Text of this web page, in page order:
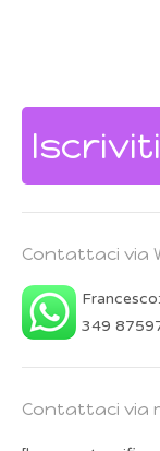
Contattaci via
Francesco:
349
Contattaci via